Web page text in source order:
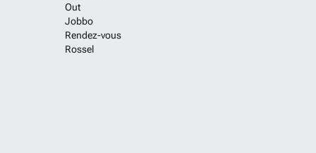
Out
Jobbo
Rendez-vous
Rossel